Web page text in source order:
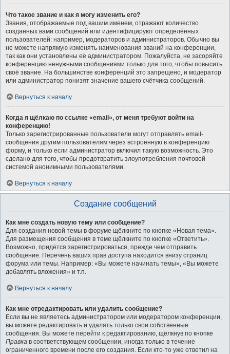
Что такое звание и как я могу изменить его?
Звания, отображаемые под вашим именем, отражают количество
созданных вами сообщений или идентифицируют определённых
пользователей: например, модераторов и администраторов. Обычно вы
не можете напрямую изменять наименования званий на конференции,
так как они установлены её администратором. Пожалуйста, не засоряйте
конференцию ненужными сообщениями только для того, чтобы повысить
своё звание. На большинстве конференций это запрещено, и модератор
или администратор понизят значение вашего счётчика сообщений.
Вернуться к началу
Когда я щёлкаю по ссылке «email», от меня требуют войти на
конференцию!
Только зарегистрированные пользователи могут отправлять email-
сообщения другим пользователям через встроенную в конференцию
форму, и только если администратор включил такую возможность. Это
сделано для того, чтобы предотвратить злоупотребления почтовой
системой анонимными пользователями.
Вернуться к началу
Создание сообщений
Как мне создать новую тему или сообщение?
Для создания новой темы в форуме щёлкните по кнопке «Новая тема».
Для размещения сообщения в теме щёлкните по кнопке «Ответить».
Возможно, придётся зарегистрироваться, прежде чем отправить
сообщение. Перечень ваших прав доступа находится внизу страниц
форума или темы. Например: «Вы можете начинать темы», «Вы можете
добавлять вложения» и т.п.
Вернуться к началу
Как мне отредактировать или удалить сообщение?
Если вы не являетесь администратором или модератором конференции,
вы можете редактировать и удалять только свои собственные
сообщения. Вы можете перейти к редактированию, щёлкнув по кнопке
Правка в соответствующем сообщении, иногда только в течение
ограниченного времени после его создания. Если кто-то уже ответил на